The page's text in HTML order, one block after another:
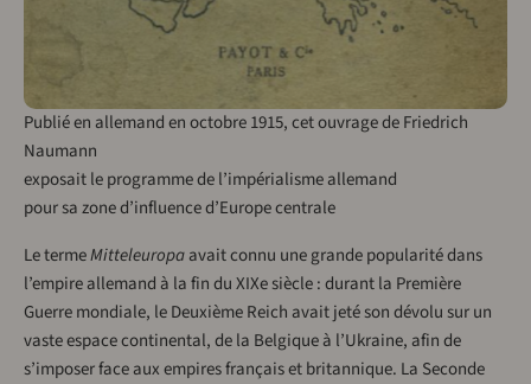
Publié en allemand en octobre 1915, cet ouvrage de Friedrich
Naumann
exposait le programme de l’impérialisme allemand
pour sa zone d’influence d’Europe centrale
Le termeMitteleuropaavait connu une grande popularité dans
l’empire allemand à la fin du XIXe siècle : durant la Première
Guerre mondiale, le Deuxième Reich avait jeté son dévolu sur un
vaste espace continental, de la Belgique à l’Ukraine, afin de
s’imposer face aux empires français et britannique. La Seconde